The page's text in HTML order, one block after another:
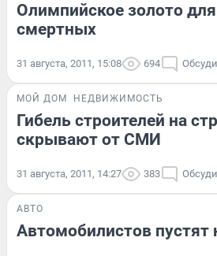
Олимпийское золото
смертных
31 августа, 2011, 15:08 694
МОЙ ДОМ НЕДВИЖИМОСТЬ
Гибель строителей на
скрывают от СМИ
31 августа, 2011, 14:27 383
АВТО
Автомобилистов пустят